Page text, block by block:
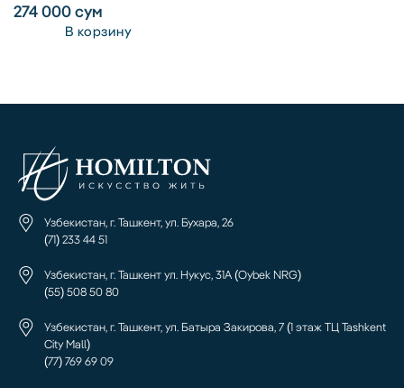
274 000сум
В корзину
Узбекистан, г. Ташкент, ул. Бухара, 26
(71) 233 44 51
Узбекистан, г. Ташкент ул. Нукус, 31А (Oybek NRG)
(55) 508 50 80
Узбекистан, г. Ташкент, ул. Батыра Закирова, 7 (1 этаж ТЦ Tashkent
City Mall)
(77) 769 69 09